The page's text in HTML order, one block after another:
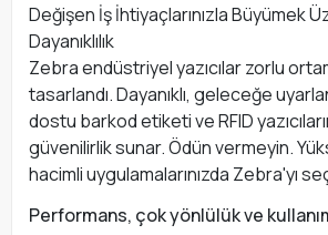
Değişen İş İhtiyaçlarınızla Büyümek
Dayanıklılık
Zebra endüstriyel yazıcılar zorlu
tasarlandı. Dayanıklı, geleceğe
dostu barkod etiketi ve RFID
güvenilirlik sunar. Ödün vermeyin.
hacimli uygulamalarınızda Zebra'yı
Performans, çok yönlülük ve